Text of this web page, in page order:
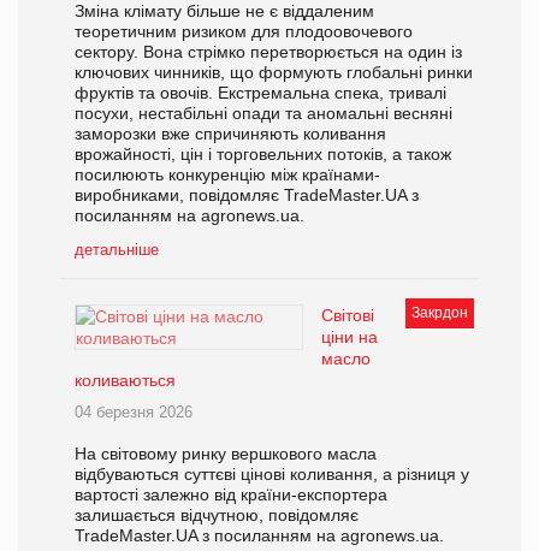
Зміна клімату більше не є віддаленим
теоретичним ризиком для плодоовочевого
сектору. Вона стрімко перетворюється на один із
ключових чинників, що формують глобальні ринки
фруктів та овочів. Екстремальна спека, тривалі
посухи, нестабільні опади та аномальні весняні
заморозки вже спричиняють коливання
врожайності, цін і торговельних потоків, а також
посилюють конкуренцію між країнами-
виробниками, повідомляє TradeMaster.UA з
посиланням на agronews.ua.
детальніше
Закрдон
Світові
ціни на
масло
коливаються
04 березня 2026
На світовому ринку вершкового масла
відбуваються суттєві цінові коливання, а різниця у
вартості залежно від країни-експортера
залишається відчутною, повідомляє
TradeMaster.UA з посиланням на agronews.ua.